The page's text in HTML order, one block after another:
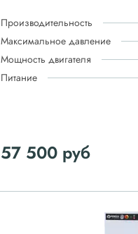
Производительность
Максимальное давление
Мощность двигателя
Питание
57 500 руб